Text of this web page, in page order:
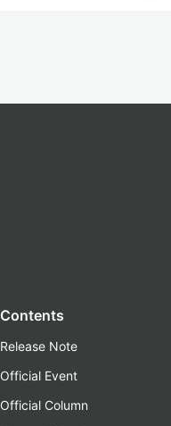
Contents
Release Note
Official Event
Official Column